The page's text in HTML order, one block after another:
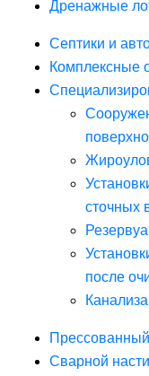
Дренажные
Септики и
Комплексные
сточных
после
Сварной